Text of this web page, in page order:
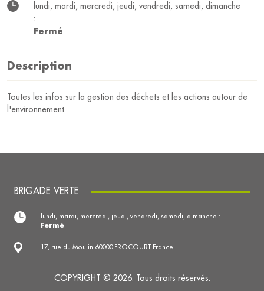
lundi, mardi, mercredi, jeudi, vendredi, samedi, dimanche
:
Fermé
Description
Toutes les infos sur la gestion des déchets et les actions autour de
l'environnement.
BRIGADE VERTE
17, rue du Moulin 60000 FROCOURT France
lundi, mardi, mercredi, jeudi, vendredi, samedi, dimanche :
Fermé
COPYRIGHT © 2026. Tous droits réservés.